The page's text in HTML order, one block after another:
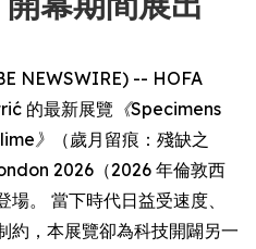
NEWSWIRE) -- HOFA
的最新展覽 《Specimens
》
（歲月留痕：殘缺之
2026（2026 年倫敦西
。 當下時代日益受速度、
約，本展覽卻為科技開闢另一